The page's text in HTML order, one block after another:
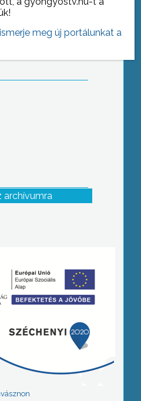
kiállítás a Fő Tér
archívumra
meg új portálunkat a